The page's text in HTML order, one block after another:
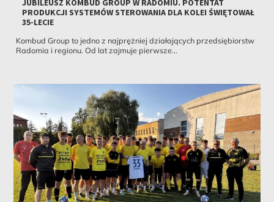
JUBILEUSZ KOMBUD GROUP W RADOMIU. POTENTAT
PRODUKCJI SYSTEMÓW STEROWANIA DLA KOLEI ŚWIĘTOWAŁ
35-LECIE
Kombud Group to jedno z najprężniej działających przedsiębiorstw
Radomia i regionu. Od lat zajmuje pierwsze...